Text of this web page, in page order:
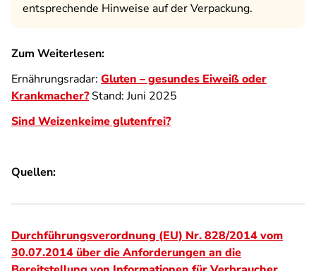
entsprechende Hinweise auf der Verpackung.
Zum Weiterlesen:
Ernährungsradar: Gluten – gesundes Eiweiß oder
Krankmacher?Stand: Juni 2025
Sind Weizenkeime glutenfrei?
Quellen:
Durchführungsverordnung (EU) Nr. 828/2014 vom
30.07.2014 über die Anforderungen an die